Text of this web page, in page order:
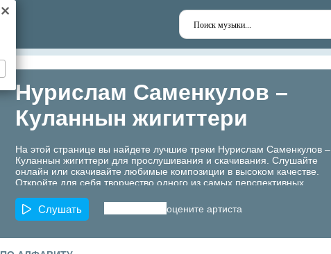
Нурислам Саменкулов –
Куланнын жигиттери
На этой странице вы найдете лучшие треки Нурислам Саменкулов –
Куланнын жигиттери для прослушивания и скачивания. Слушайте
онлайн или скачивайте любимые композиции в высоком качестве.
Откройте для себя творчество одного из самых перспективных
Слушать оцените артиста